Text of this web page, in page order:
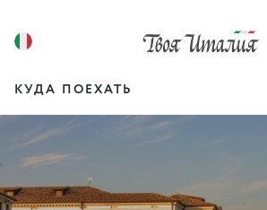
КУДА ПОЕХАТЬ